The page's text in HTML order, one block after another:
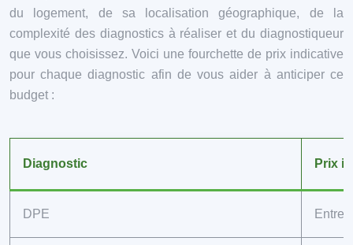
du logement, de sa localisation géographique, de la
complexité des diagnostics à réaliser et du diagnostiqueur
que vous choisissez. Voici une fourchette de prix indicative
pour chaque diagnostic afin de vous aider à anticiper ce
budget :
Diagnostic Prix
DPE Entre